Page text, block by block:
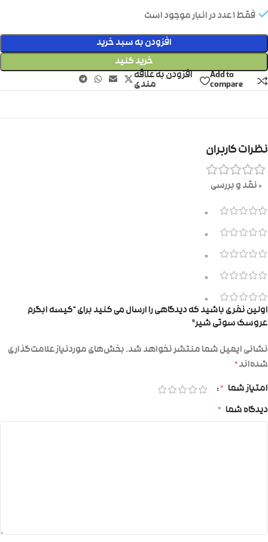
فقط 1 عدد در انبار موجود است
افزودن به سبد خرید
خرید کنید
Add to
compare
افزودن به علاقه
مندی
نظرات کاربران
0 نقد و بررسی
0
0
0
0
0
اولین نفری باشید که دیدگاهی را ارسال می کنید برای “کیسه ابگرم
عروسک سوتی شیر”
نشانی ایمیل شما منتشر نخواهد شد.بخش‌های موردنیاز علامت‌گذاری
شده‌اند*
امتیاز شما *
دیدگاه شما *